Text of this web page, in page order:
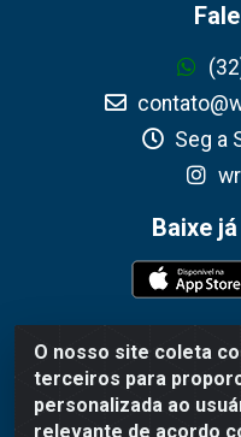
O nosso site coleta
terceiros para
personalizada ao
relevante de acordo
Seg a
Baixe
WR Embalagens - R.
Grogotó - Barbacena